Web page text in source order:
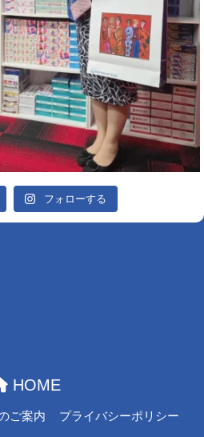
フォローする
HOME
ご案内 プライバシーポリシー